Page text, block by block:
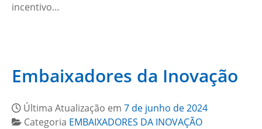
incentivo…
Embaixadores da Inovação
Última Atualização em 7 de junho de 2024
Categoria EMBAIXADORES DA INOVAÇÃO